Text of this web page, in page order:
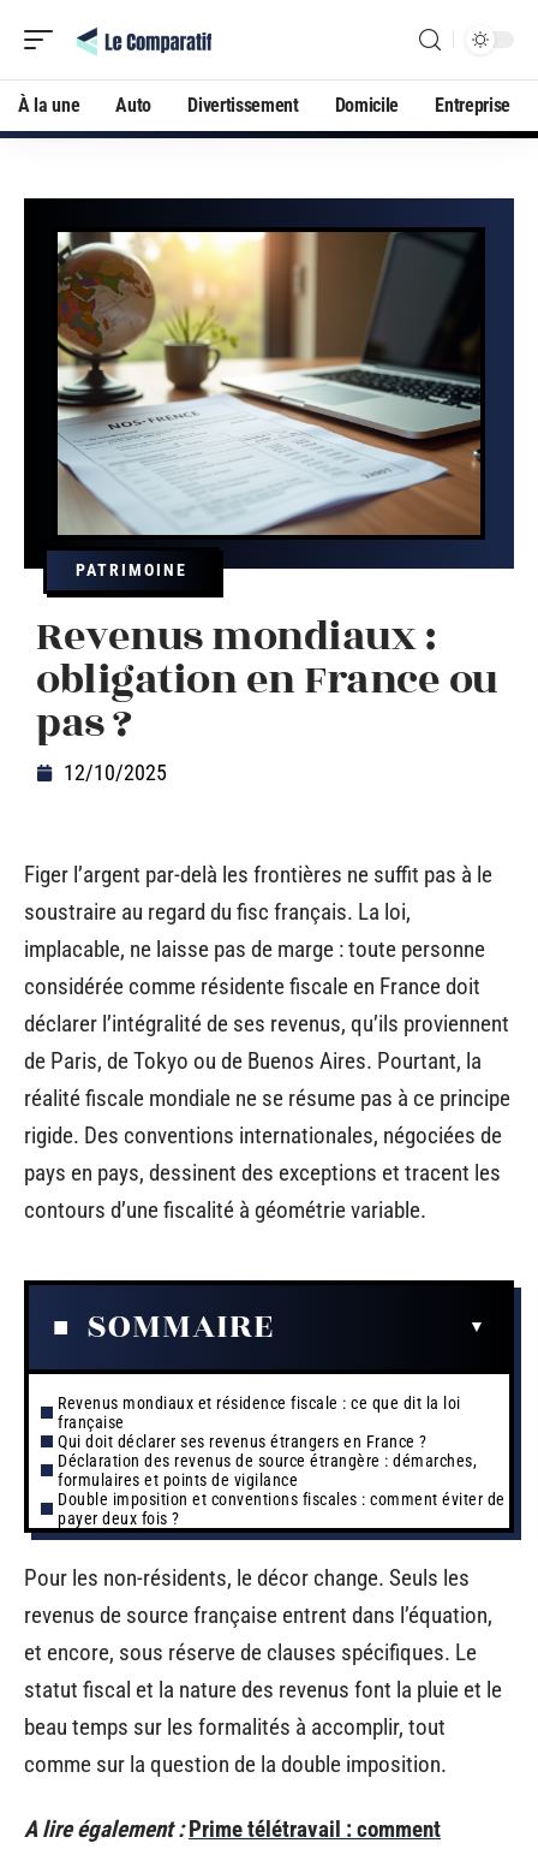
À la une Auto Divertissement Domicile Entreprise
PATRIMOINE
Revenus mondiaux :
obligation en France ou
pas ?
12/10/2025
Figer l’argent par-delà les frontières ne suffit pas à le
soustraire au regard du fisc français. La loi,
implacable, ne laisse pas de marge : toute personne
considérée comme résidente fiscale en France doit
déclarer l’intégralité de ses revenus, qu’ils proviennent
de Paris, de Tokyo ou de Buenos Aires. Pourtant, la
réalité fiscale mondiale ne se résume pas à ce principe
rigide. Des conventions internationales, négociées de
pays en pays, dessinent des exceptions et tracent les
contours d’une fiscalité à géométrie variable.
SOMMAIRE
Revenus mondiaux et résidence fiscale : ce que dit la loi
française
Qui doit déclarer ses revenus étrangers en France ?
Déclaration des revenus de source étrangère : démarches,
formulaires et points de vigilance
Double imposition et conventions fiscales : comment éviter de
payer deux fois ?
Pour les non-résidents, le décor change. Seuls les
revenus de source française entrent dans l’équation,
et encore, sous réserve de clauses spécifiques. Le
statut fiscal et la nature des revenus font la pluie et le
beau temps sur les formalités à accomplir, tout
comme sur la question de la double imposition.
A lire également : Prime télétravail : comment